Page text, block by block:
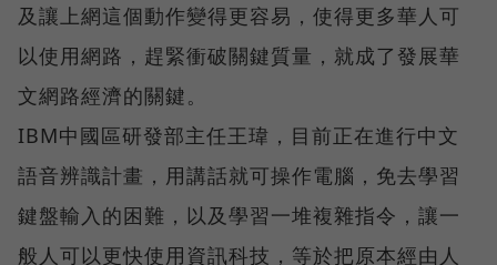
及讓上網這個動作變得更容易，使得更多華人可
以使用網路，趕緊衝破關鍵質量，就成了發展華
文網路經濟的關鍵。
IBM中國區研發部主任王瑋，目前正在進行中文
語音辨識計畫，用講話就可操作電腦，免去學習
鍵盤輸入的困難，以及學習一堆複雜指令，讓一
般人可以更快使用資訊科技，等於把原本經由人